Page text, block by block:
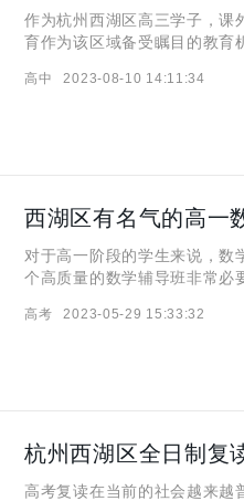
作为杭州西湖区高三学子，课
育作为该区域备受瞩目的教育
就杭州西湖区高三课外辅导班
高中 2023-08-10 14:11:34
西湖区有名气的高一
对于高一阶段的学生来说，数
个高质量的数学辅导班非常必
队脱节。这样的辅导班能够为
高考 2023-05-29 15:33:32
高考复读在当前的社会越来越